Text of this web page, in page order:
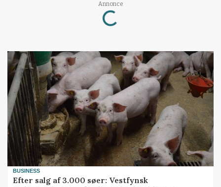
Annonce
Loading...
BUSINESS
Efter salg af 3.000 søer: Vestfynsk